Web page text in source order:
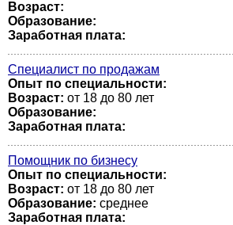
Возраст:
Образование:
Заработная плата:
Специалист по продажам
Опыт по специальности:
Возраст: от 18 до 80 лет
Образование:
Заработная плата:
Помощник по бизнесу
Опыт по специальности:
Возраст: от 18 до 80 лет
Образование: среднее
Заработная плата: